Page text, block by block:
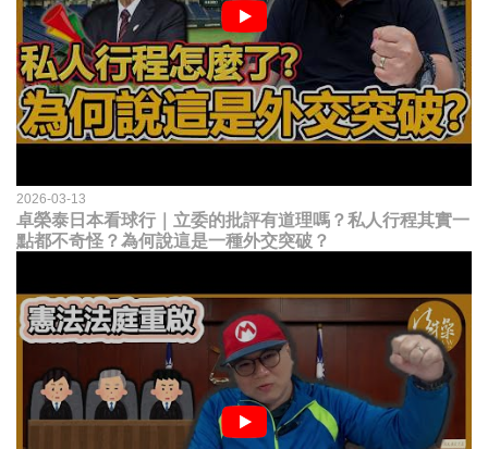
2026-03-13
卓榮泰日本看球行｜立委的批評有道理嗎？私人行程其實一
點都不奇怪？為何說這是一種外交突破？